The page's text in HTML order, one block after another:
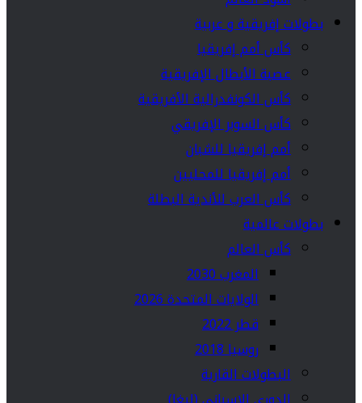
بطولات إفريقية و عربية
كأس أمم إفريقيا
عصبة الأبطال الإفريقية
كأس الكونفدرالية الأفريقية
كأس السوبر الإفريقي
أمم إفريقيا للشبان
أمم إفريقيا للمحليين
كأس العرب للأندية البطلة
بطولات عالمية
كأس العالم
المغرب 2030
الولايات المتحدة 2026
قطر 2022
روسيا 2018
البطولات القارية